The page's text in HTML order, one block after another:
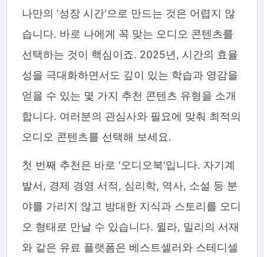
나만의 '성장 시간'으로 만드는 것은 어렵지 않
습니다. 바로 나에게 꼭 맞는 오디오 콘텐츠를
선택하는 것이 핵심이죠. 2025년, 시간의 효율
성을 극대화하면서도 깊이 있는 학습과 영감을
얻을 수 있는 몇 가지 추천 콘텐츠 유형을 소개
합니다. 여러분의 관심사와 필요에 맞춰 최적의
오디오 콘텐츠를 선택해 보세요.
첫 번째 추천은 바로 '오디오북'입니다. 자기계
발서, 경제 경영 서적, 심리학, 역사, 소설 등 분
야를 가리지 않고 방대한 지식과 스토리를 오디
오 형태로 만날 수 있습니다. 윌라, 밀리의 서재
와 같은 유료 플랫폼은 베스트셀러와 스테디셀